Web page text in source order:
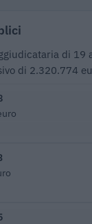
di
di 2.320.774